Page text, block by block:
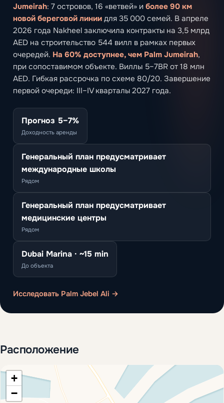
Jumeirah: 7 островов, 16 «ветвей» и более 90 км
новой береговой линии для 35 000 семей. В апреле
2026 года Nakheel заключила контракты на 3,5 млрд
AED на строительство 544 вилл в рамках первых
очередей. На 60% доступнее, чем Palm Jumeirah,
при сопоставимом объекте. Виллы 5–7BR от 18 млн
AED. Гибкая рассрочка по схеме 80/20. Завершение
первой очереди: III–IV кварталы 2027 года.
Прогноз 5–7%
Доходность аренды
Генеральный план предусматривает
международные школы
Рядом
Генеральный план предусматривает
медицинские центры
Рядом
Dubai Marina · ~15 min
До объекта
Исследовать Palm Jebel Ali →
Расположение
+
−